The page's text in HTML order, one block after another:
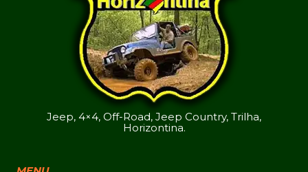
Jeep, 4×4, Off-Road, Jeep Country, Trilha,
Horizontina.